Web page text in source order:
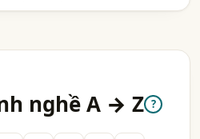
nghề A → Z ?